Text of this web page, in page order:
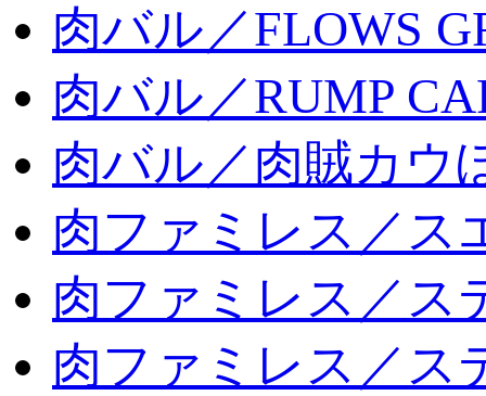
肉バル／FLOWS
肉バル／RUMP
肉バル／肉賊カウ
肉ファミレス／ス
肉ファミレス／ス
肉ファミレス／ス